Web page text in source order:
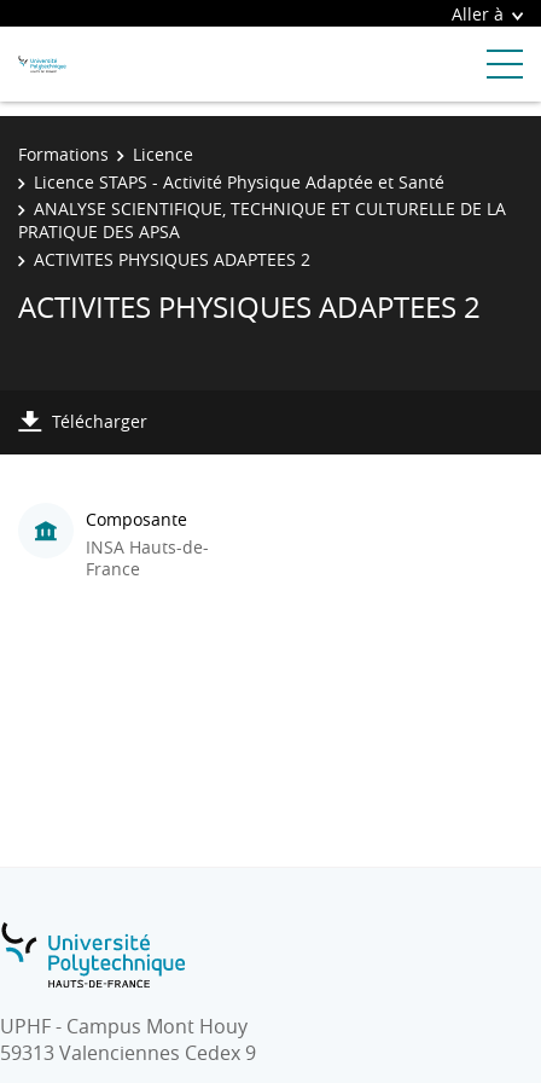
Aller à
Formations
Licence
Licence STAPS - Activité Physique Adaptée et Santé
ANALYSE SCIENTIFIQUE, TECHNIQUE ET CULTURELLE DE LA
PRATIQUE DES APSA
ACTIVITES PHYSIQUES ADAPTEES 2
ACTIVITES PHYSIQUES ADAPTEES 2
Télécharger
Composante
INSA Hauts-de-
France
UPHF - Campus Mont Houy
59313 Valenciennes Cedex 9